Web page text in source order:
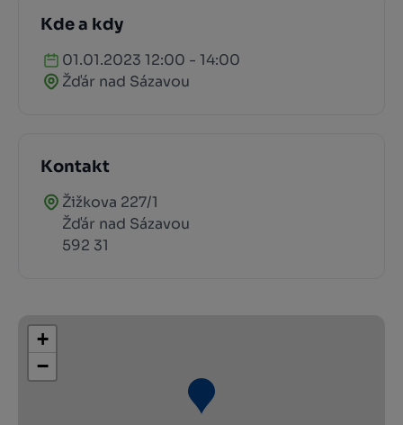
Kde a kdy
01.01.2023 12:00 - 14:00
Žďár nad Sázavou
Kontakt
Žižkova 227/1
Žďár nad Sázavou
592 31
+
−